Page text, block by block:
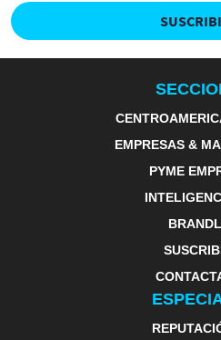
EMPRESAS &
PYME